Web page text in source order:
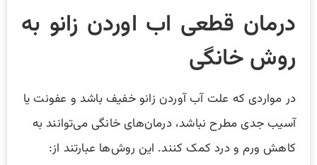
درمان قطعی اب اوردن زانو به
روش خانگی
در مواردی که علت آب آوردن زانو خفیف باشد و عفونت یا
آسیب جدی مطرح نباشد، درمان‌های خانگی می‌توانند به
کاهش ورم و درد کمک کنند. این روش‌ها عبارتند از: